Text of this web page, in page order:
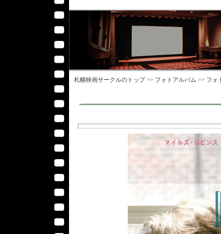
札幌映画サークルのトップ >> フォトアルバム >> フォ